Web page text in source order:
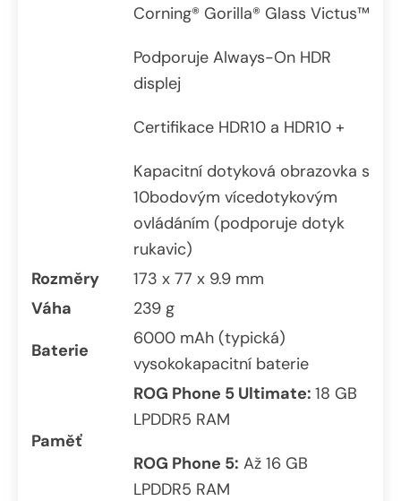
Corning® Gorilla® Glass Victus™
Podporuje Always-On HDR
displej
Certifikace HDR10 a HDR10 +
Kapacitní dotyková obrazovka s
10bodovým vícedotykovým
ovládáním (podporuje dotyk
rukavic)
Rozměry
173 x 77 x 9.9 mm
Váha
239 g
Baterie
6000 mAh (typická)
vysokokapacitní baterie
Paměť
ROG Phone 5 Ultimate: 18 GB
LPDDR5 RAM
ROG Phone 5: Až 16 GB
LPDDR5 RAM